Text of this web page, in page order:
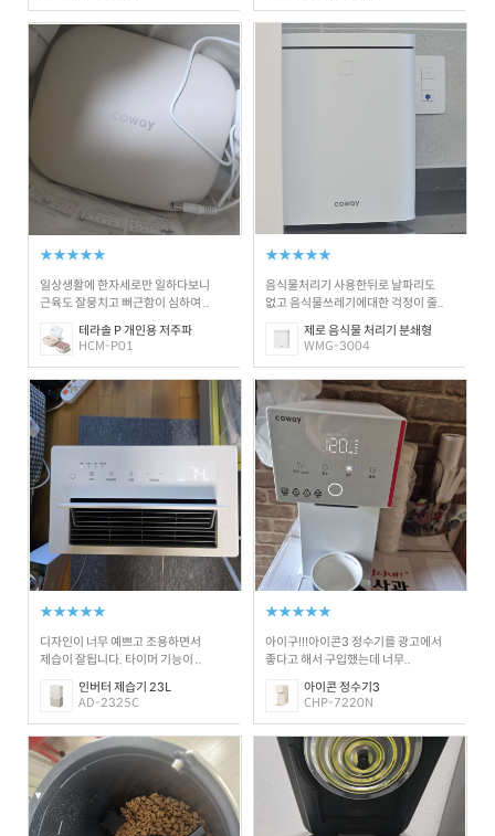
★★★★★
일상생활에 한자세로만 일하다보니
근육도 잘뭉치고 뻐근함이 심하여 ..
테라솔 P 개인용 저주파
HCM-P01
★★★★★
음식물처리기 사용한뒤로 날파리도
없고 음식물쓰레기에대한 걱정이 줄..
제로 음식물 처리기 분쇄형
WMG-3004
★★★★★
디자인이 너무 예쁘고 조용하면서
제습이 잘됩니다. 타이머 기능이 ..
인버터 제습기 23L
AD-2325C
★★★★★
아이구!!!아이콘3 정수기를 광고에서
좋다고 해서 구입했는데 너무..
아이콘 정수기3
CHP-7220N